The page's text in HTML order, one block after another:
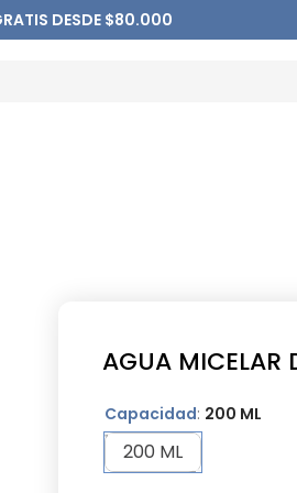
DESDE $80.000
AGUA MICELAR
Capacidad: 200 ML
200 ML